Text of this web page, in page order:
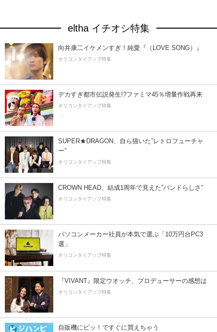
eltha イチオシ特集
向井康二イケメンすぎ！純愛『（LOVE SONG）』
オリコンタイアップ特集
デカすぎ都市伝説発生!?ファミマ45％増量作戦再来
オリコンタイアップ特集
SUPER★DRAGON、自ら描いた”レトロフューチャ
ー”
オリコンタイアップ特集
CROWN HEAD、結成1周年で見えた”バンドらしさ”
オリコンタイアップ特集
パソコンメーカー社員が本気で選ぶ「10万円台PC3
選」
オリコンタイアップ特集
『VIVANT』限定ウオッチ、プロデューサーの感想は
オリコンタイアップ特集
自販機にピッ！ですぐに買えちゃう